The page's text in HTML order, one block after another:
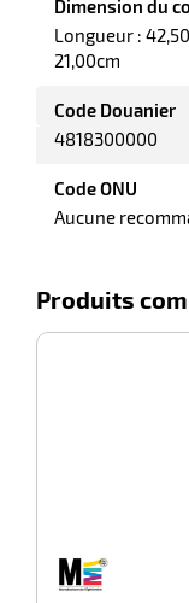
Dimension du
Longueur :
21,00cm
Code Douanier
4818300000
Code ONU
Aucune
Produits